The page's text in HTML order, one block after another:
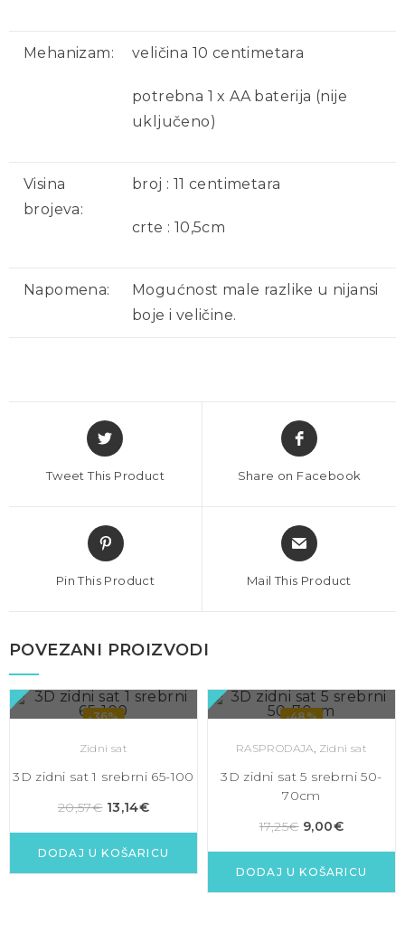
Mehanizam: veličina 10 centimetara
potrebna 1 x AA baterija (nije
uključeno)
Visina
brojeva:
broj : 11 centimetara
crte : 10,5cm
Napomena:
Mogućnost male razlike u nijansi
boje i veličine.
Tweet This Product Share on Facebook
Pin This Product Mail This Product
POVEZANI PROIZVODI
-36%
BRZI PREGLED
Zidni sat
3D zidni sat 1 srebrni 65-100
20,57€ 13,14€
DODAJ U KOŠARICU
-48%
RASPRODAJA Zidni sat
3D zidni sat 5 srebrni 50-
70cm
17,25€ 9,00€
DODAJ U KOŠARICU